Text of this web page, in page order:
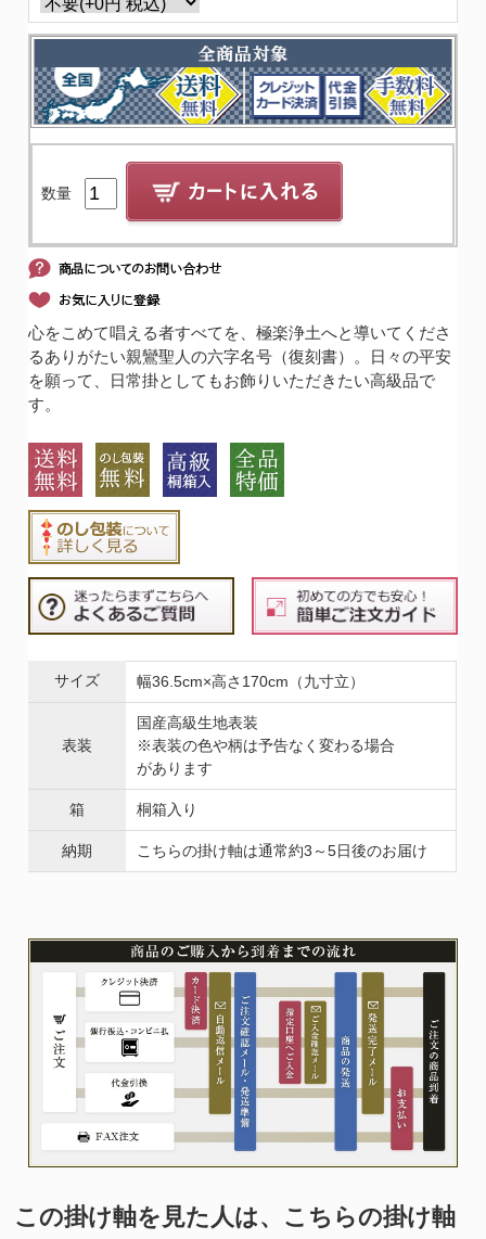
数量
心をこめて唱える者すべてを、極楽浄土へと導いてくださ
るありがたい親鸞聖人の六字名号（復刻書）。日々の平安
を願って、日常掛としてもお飾りいただきたい高級品で
す。
サイズ 幅36.5cm×高さ170cm（九寸立）
表装
国産高級生地表装
※表装の色や柄は予告なく変わる場合
があります
箱 桐箱入り
納期 こちらの掛け軸は通常約3～5日後のお届け
この掛け軸を見た人は、こちらの掛け軸